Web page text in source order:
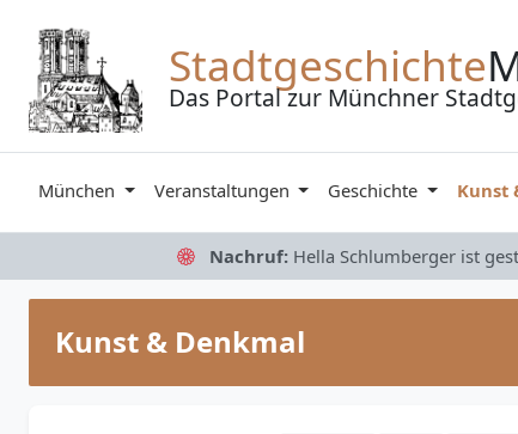
Stadtgeschichte
Das Portal zur Münchner
München Veranstaltungen Geschichte Kunst
Nachruf: Hella Schlumberger ist
Kunst & Denkmal